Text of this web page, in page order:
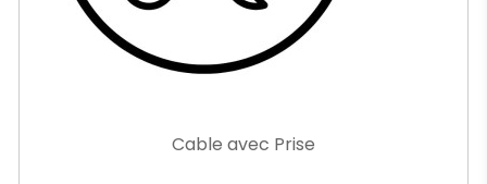
Cable avec Prise